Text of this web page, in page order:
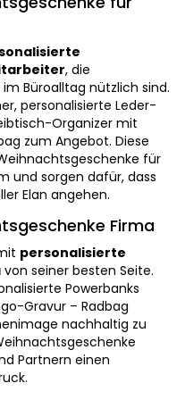
, die
Büroalltag nützlich sind.
personalisierte Leder-
Organizer mit
zum Angebot. Diese
für
und sorgen dafür, dass
Elan angehen.
Firma
personalisierte
von seiner besten Seite.
Powerbanks
Gravur – Radbag
nachhaltig zu
Partnern einen